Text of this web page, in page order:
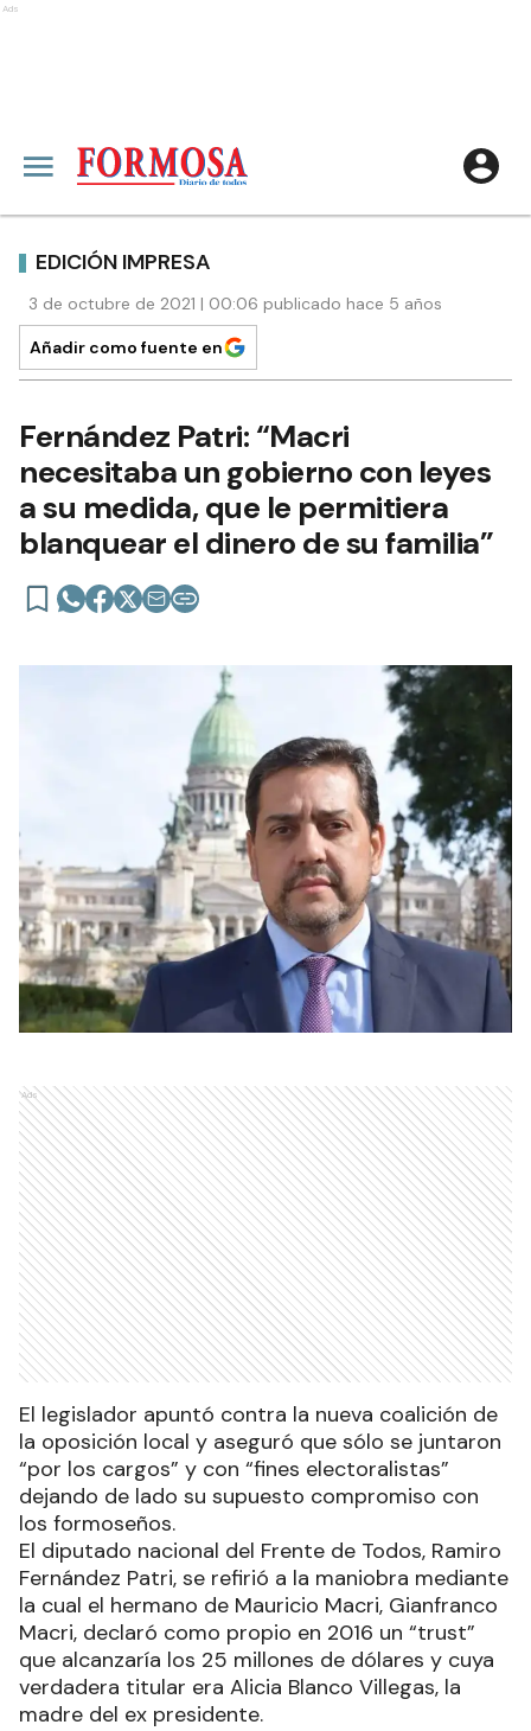
Ads
EDICIÓN IMPRESA
3 de octubre de 2021 | 00:06 publicado hace 5 años
Añadir como fuente en
Fernández Patri: “Macri
necesitaba un gobierno con leyes
a su medida, que le permitiera
blanquear el dinero de su familia”
Ads
El legislador apuntó contra la nueva coalición de
la oposición local y aseguró que sólo se juntaron
“por los cargos” y con “fines electoralistas”
dejando de lado su supuesto compromiso con
los formoseños.
El diputado nacional del Frente de Todos, Ramiro
Fernández Patri, se refirió a la maniobra mediante
la cual el hermano de Mauricio Macri, Gianfranco
Macri, declaró como propio en 2016 un “trust”
que alcanzaría los 25 millones de dólares y cuya
verdadera titular era Alicia Blanco Villegas, la
madre del ex presidente.